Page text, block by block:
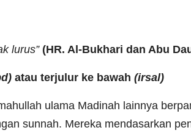
lurus” (HR. Al-Bukhari dan Abu
atau terjulur ke bawah (irsal)
ulama Madinah lainnya
sunnah. Mereka mendasarkan